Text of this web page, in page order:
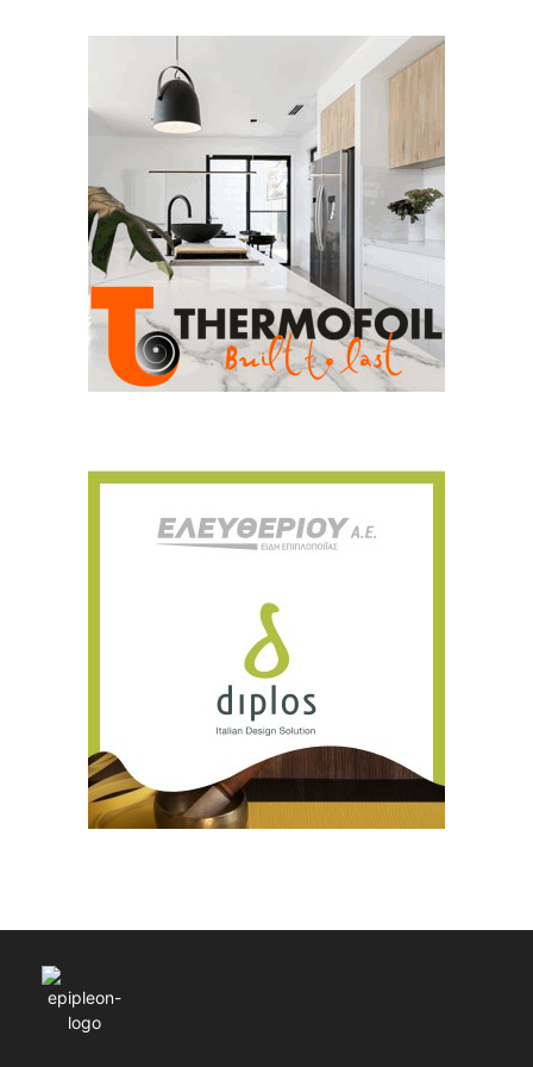
Για να μαθαίνετε πρώτοι τα νέα και όλες
τις τάσεις του κλάδου, εγγραφείτε στο
newsletter μας!
Email
Γράψτε εδώ το email σας
ΕΓΓΡΑΦΉ